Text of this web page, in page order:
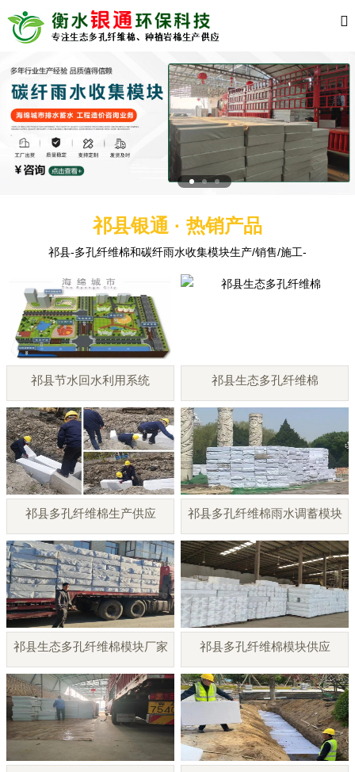
祁县银通 · 热销产品
祁县-多孔纤维棉和碳纤雨水收集模块生产/销售/施工-
祁县节水回水利用系统 祁县生态多孔纤维棉
祁县多孔纤维棉生产供应 祁县多孔纤维棉雨水调蓄模块
祁县生态多孔纤维棉模块厂家 祁县多孔纤维棉模块供应